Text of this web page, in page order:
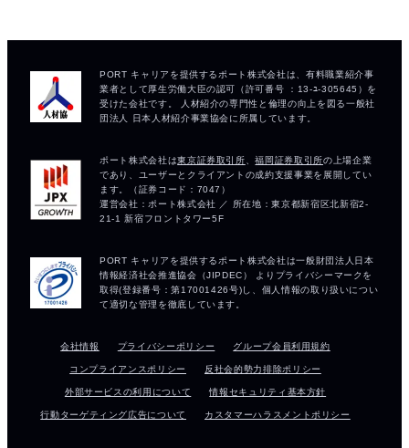
会社情報 プライバシーポリシー グループ会員利用規約
コンプライアンスポリシー 反社会的勢力排除ポリシー
外部サービスの利用について 情報セキュリティ基本方針
行動ターゲティング広告について カスタマーハラスメントポリシー